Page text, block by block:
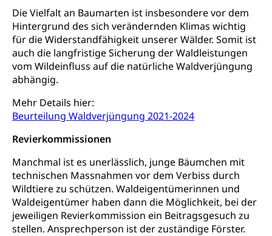
Die Vielfalt an Baumarten ist insbesondere vor dem
Hintergrund des sich verändernden Klimas wichtig
für die Widerstandfähigkeit unserer Wälder. Somit ist
auch die langfristige Sicherung der Waldleistungen
vom Wildeinfluss auf die natürliche Waldverjüngung
abhängig.
Mehr Details hier:
Beurteilung Waldverjüngung 2021-2024
Revierkommissionen
Manchmal ist es unerlässlich, junge Bäumchen mit
technischen Massnahmen vor dem Verbiss durch
Wildtiere zu schützen. Waldeigentümerinnen und
Waldeigentümer haben dann die Möglichkeit, bei der
jeweiligen Revierkommission ein Beitragsgesuch zu
stellen. Ansprechperson ist der zuständige Förster.
Jugend+Sport
Freiwilliger Schulsport
Sportförderung
Tierschutz
Hobbytierhaltung und Bienen
Veterinärdienst
Halten von Wildtieren
Haltung Heimtiere
Todesfall
Bestattung, Beerdigung, Testament, Erbrecht,
Erbschaft, Todesschein, Todesanzeige,
Zivilstandsamt, Erben, Erbenliste
Sicherheit
Armee
Militär, Militärdienst, Militärdienstpflicht,
Wehrpflicht, Berufssoldat, Militärdienstverweigerer,
Dienstverweigerer, Militärdienstverweigerung,
Wehrpflichtersatz, Wehrpflichtersatzabgabe
Militär
Bevölkerungsschutz